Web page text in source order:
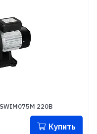
220В
Купить